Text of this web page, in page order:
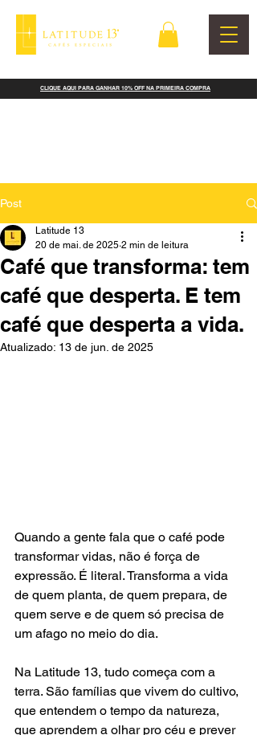
CLIQUE AQUI PARA GANHAR 10% OFF NA PRIMEIRA COMPRA
Post
Café que transforma: tem
café que desperta. E tem
café que desperta a vida.
Latitude 13
20 de mai. de 2025 2 min de leitura
Atualizado: 13 de jun. de 2025
Quando a gente fala que o café pode
transformar vidas, não é força de
expressão. É literal. Transforma a vida
de quem planta, de quem prepara, de
quem serve e de quem só precisa de
um afago no meio do dia.
Na Latitude 13, tudo começa com a
terra. São famílias que vivem do cultivo,
que entendem o tempo da natureza,
que aprendem a olhar pro céu e prever